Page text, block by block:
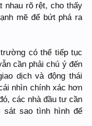
nhau rõ rệt, cho thấy
mẽ để bứt phá ra
có thể tiếp tục
cần phải chú ý đến
dịch và động thái
nhìn chính xác hơn
các nhà đầu tư cần
sát sao tình hình để